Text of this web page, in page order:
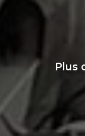
Plus